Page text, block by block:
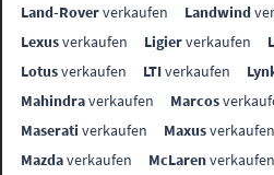
Land-Roververkaufen Landwind
Lexusverkaufen Ligierverkaufen
Lotusverkaufen LTIverkaufen
Mahindraverkaufen Marcos
Maserati verkaufen Maxusverkaufen
Mazdaverkaufen McLarenverkaufen